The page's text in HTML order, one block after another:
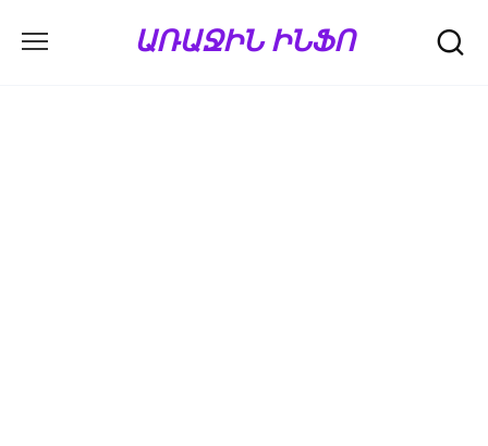
ԱՌԱՋԻՆ ԻՆՖՈ